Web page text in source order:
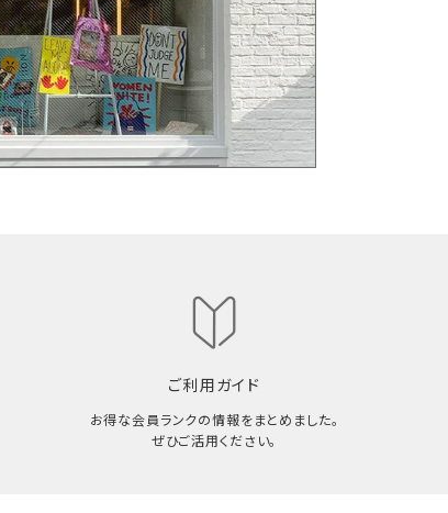
ご利用ガイド
お得な会員ランクの情報をまとめました。
ぜひご活用ください。